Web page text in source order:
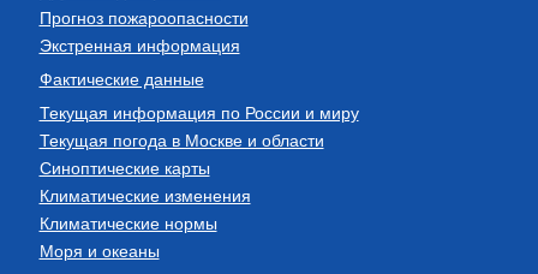
Прогноз пожароопасности
Экстренная информация
Фактические данные
Текущая информация по России и миру
Текущая погода в Москве и области
Синоптические карты
Климатические изменения
Климатические нормы
Моря и океаны